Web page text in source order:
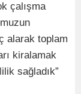
çalışma
alarak toplam
kiralamak
sağladık”